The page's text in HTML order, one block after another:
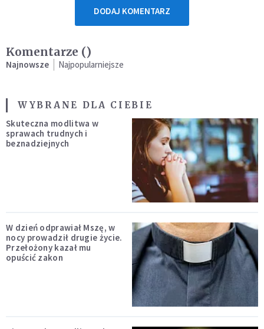
DODAJ KOMENTARZ
Komentarze ()
Najnowsze Najpopularniejsze
WYBRANE DLA CIEBIE
Skuteczna modlitwa w
sprawach trudnych i
beznadziejnych
W dzień odprawiał Mszę, w
nocy prowadził drugie życie.
Przełożony kazał mu
opuścić zakon